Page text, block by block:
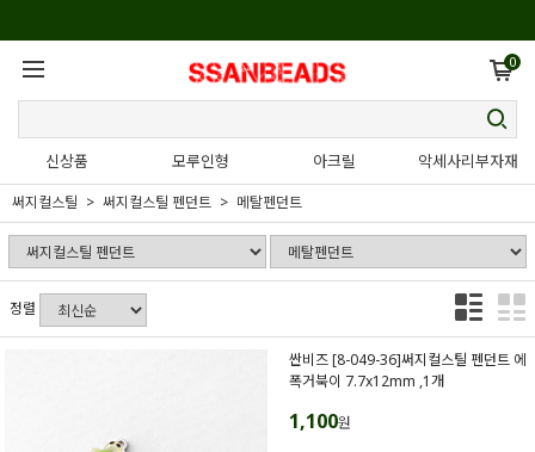
0
신상품 모루인형 아크릴 악세사리부자재
써지컬스틸 써지컬스틸 펜던트 메탈펜던트
정렬
싼비즈 [8-049-36]써지컬스틸 펜던트 에
폭거북이 7.7x12mm ,1개
1,100원